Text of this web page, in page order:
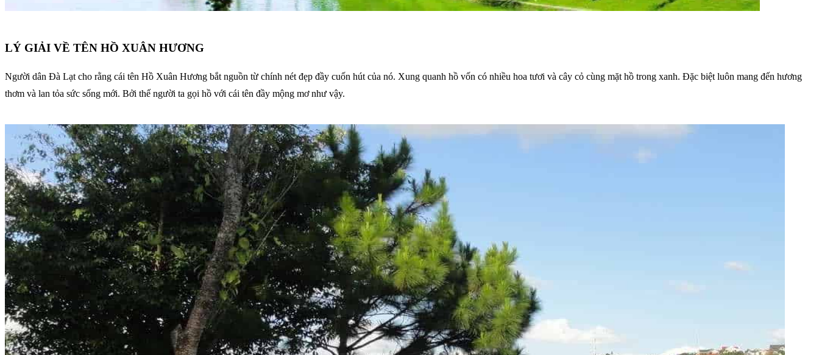
LÝ GIẢI VỀ TÊN HỒ XUÂN HƯƠNG
Người dân Đà Lạt cho rằng cái tên Hồ Xuân Hương bắt nguồn từ chính nét đẹp đầy cuốn hút của nó. Xung quanh hồ vốn có nhiều hoa tươi và cây cỏ cùng mặt hồ trong xanh. Đặc biệt luôn mang đến hương
thơm và lan tỏa sức sống mới. Bởi thế người ta gọi hồ với cái tên đầy mộng mơ như vậy.